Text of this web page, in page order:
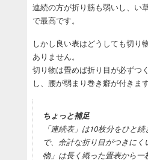
連続の方が折り筋も弱いし、い
で最高です。
しかし良い表はどうしても切り
ありません。
切り物は畳めば折り目が必ずつ
し、腰が弱まり巻き癖が付きます
ちょっと補足
「連続表」は10枚分をひと
で、余計な折り目がつきにく
物」は長く織った畳表から一